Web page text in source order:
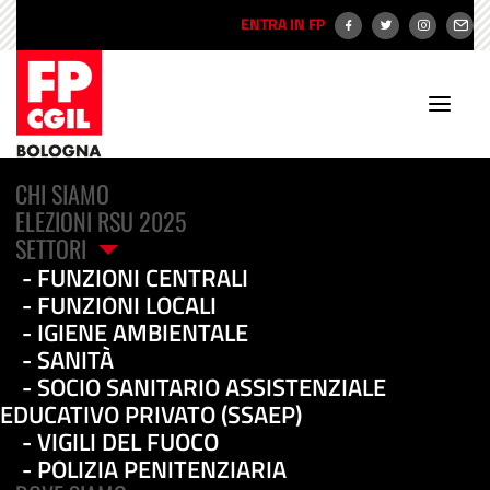
ENTRA IN FP
CHI SIAMO
ELEZIONI RSU 2025
SETTORI
FUNZIONI CENTRALI
FUNZIONI LOCALI
IGIENE AMBIENTALE
SANITÀ
SOCIO SANITARIO ASSISTENZIALE
EDUCATIVO PRIVATO (SSAEP)
VIGILI DEL FUOCO
POLIZIA PENITENZIARIA
Servizi Grave
Emarginazione Adulta: a
Bologna si co-